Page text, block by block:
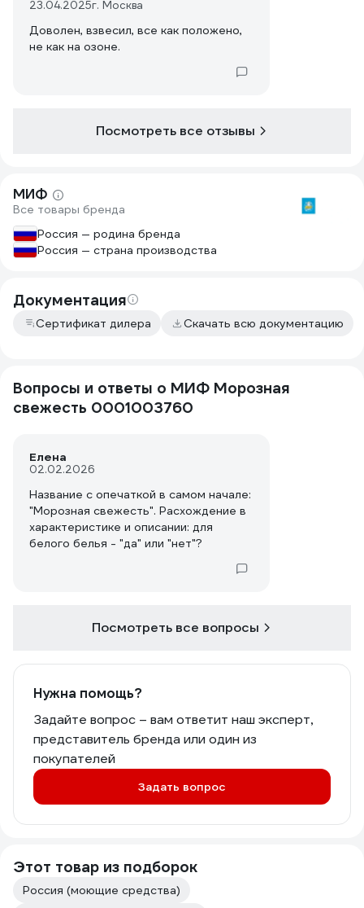
23.04.2025г. Москва
Доволен, взвесил, все как положено,
не как на озоне.
Посмотреть все отзывы
МИФ
Все товары бренда
Россия — родина бренда
Россия — страна производства
Документация
Сертификат дилера Скачать всю документацию
Вопросы и ответы о МИФ Морозная
свежесть 0001003760
Елена
02.02.2026
Название с опечаткой в самом начале:
"Морозная свежесть". Расхождение в
характеристике и описании: для
белого белья - "да" или "нет"?
Посмотреть все вопросы
Нужна помощь?
Задайте вопрос – вам ответит наш эксперт,
представитель бренда или один из
покупателей
Задать вопрос
Этот товар из подборок
Россия (моющие средства)